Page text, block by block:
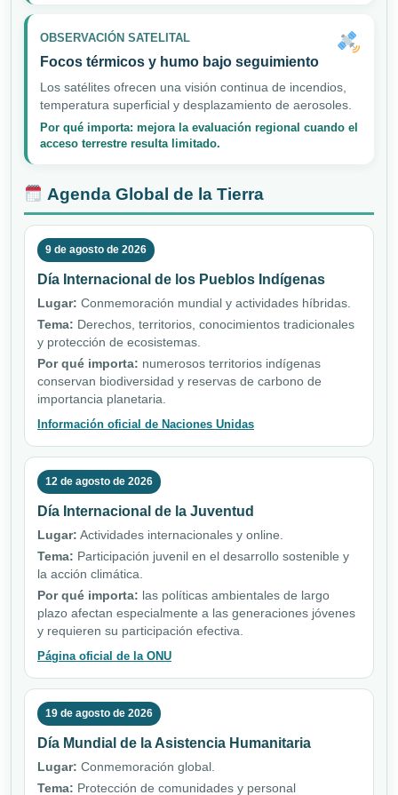
OBSERVACIÓN SATELITAL
Focos térmicos y humo bajo seguimiento
Los satélites ofrecen una visión continua de incendios,
temperatura superficial y desplazamiento de aerosoles.
Por qué importa: mejora la evaluación regional cuando el
acceso terrestre resulta limitado.
Agenda Global de la Tierra
9 de agosto de 2026
Día Internacional de los Pueblos Indígenas
Lugar: Conmemoración mundial y actividades híbridas.
Tema: Derechos, territorios, conocimientos tradicionales
y protección de ecosistemas.
Por qué importa: numerosos territorios indígenas
conservan biodiversidad y reservas de carbono de
importancia planetaria.
Información oficial de Naciones Unidas
12 de agosto de 2026
Día Internacional de la Juventud
Lugar: Actividades internacionales y online.
Tema: Participación juvenil en el desarrollo sostenible y
la acción climática.
Por qué importa: las políticas ambientales de largo
plazo afectan especialmente a las generaciones jóvenes
y requieren su participación efectiva.
Página oficial de la ONU
19 de agosto de 2026
Día Mundial de la Asistencia Humanitaria
Lugar: Conmemoración global.
Tema: Protección de comunidades y personal